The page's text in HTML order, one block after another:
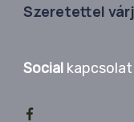
Szeretettel
Social kapcsolat